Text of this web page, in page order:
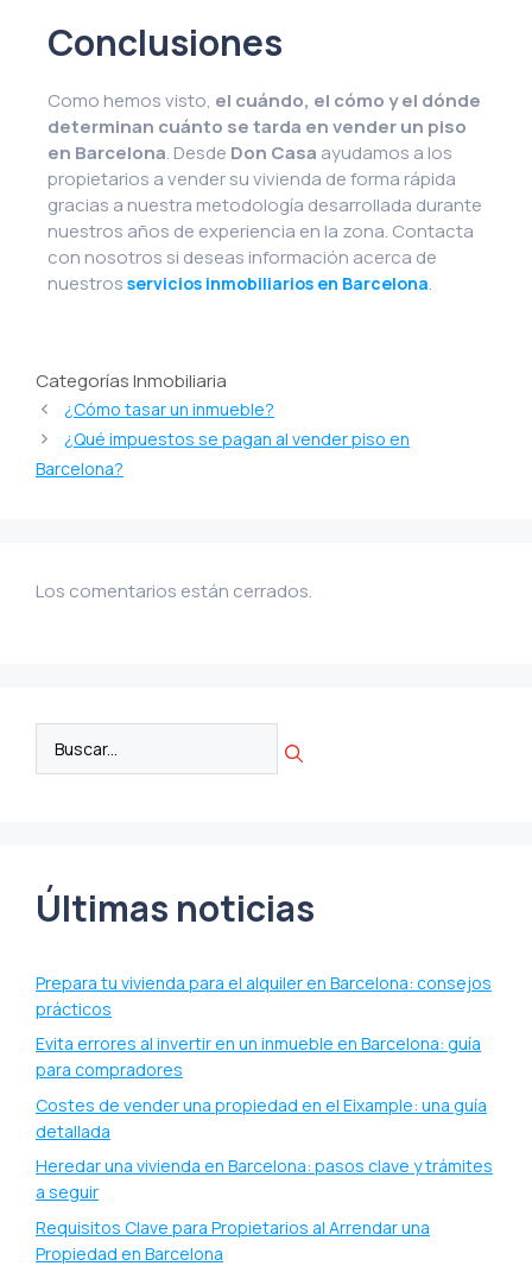
Conclusiones
Como hemos visto, el cuándo, el cómo y el dónde
determinan cuánto se tarda en vender un piso
en Barcelona. Desde Don Casa ayudamos a los
propietarios a vender su vivienda de forma rápida
gracias a nuestra metodología desarrollada durante
nuestros años de experiencia en la zona. Contacta
con nosotros si deseas información acerca de
nuestros servicios inmobiliarios en Barcelona.
Categorías Inmobiliaria
¿Cómo tasar un inmueble?
¿Qué impuestos se pagan al vender piso en
Barcelona?
Los comentarios están cerrados.
Últimas noticias
Prepara tu vivienda para el alquiler en Barcelona: consejos
prácticos
Evita errores al invertir en un inmueble en Barcelona: guía
para compradores
Costes de vender una propiedad en el Eixample: una guía
detallada
Heredar una vivienda en Barcelona: pasos clave y trámites
a seguir
Requisitos Clave para Propietarios al Arrendar una
Propiedad en Barcelona